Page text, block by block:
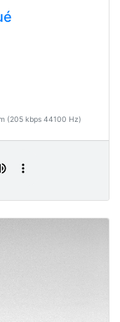
(205 kbps 44100 Hz)